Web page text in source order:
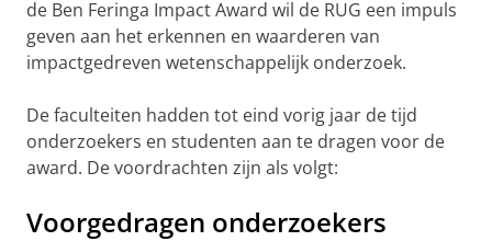
de Ben Feringa Impact Award wil de RUG een impuls
geven aan het erkennen en waarderen van
impactgedreven wetenschappelijk onderzoek.
De faculteiten hadden tot eind vorig jaar de tijd
onderzoekers en studenten aan te dragen voor de
award. De voordrachten zijn als volgt:
Voorgedragen onderzoekers